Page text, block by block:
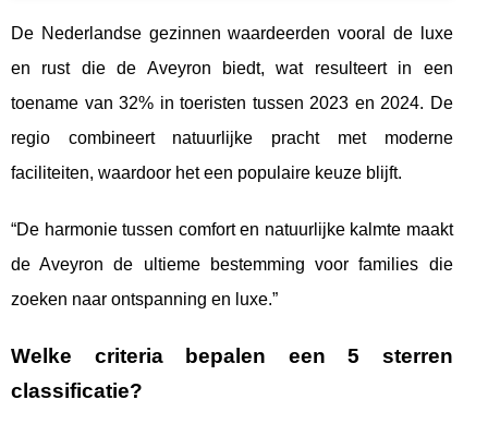
De Nederlandse gezinnen waardeerden vooral de luxe
en rust die de Aveyron biedt, wat resulteert in een
toename van 32% in toeristen tussen 2023 en 2024. De
regio combineert natuurlijke pracht met moderne
faciliteiten, waardoor het een populaire keuze blijft.
“De harmonie tussen comfort en natuurlijke kalmte maakt
de Aveyron de ultieme bestemming voor families die
zoeken naar ontspanning en luxe.”
Welke criteria bepalen een 5 sterren
classificatie?